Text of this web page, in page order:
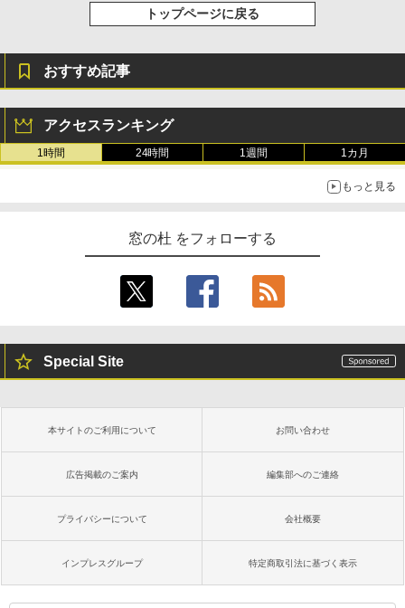
トップページに戻る
おすすめ記事
アクセスランキング
1時間 24時間 1週間 1カ月
もっと見る
窓の杜 をフォローする
Special Site
本サイトのご利用について お問い合わせ
広告掲載のご案内 編集部へのご連絡
プライバシーについて 会社概要
インプレスグループ 特定商取引法に基づく表示